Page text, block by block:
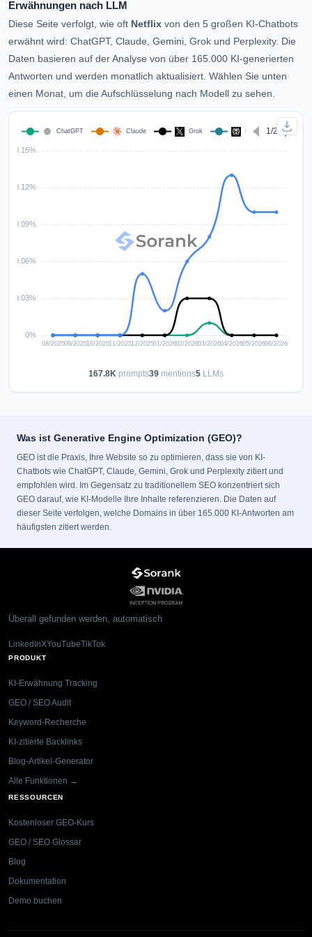
Erwähnungen nach LLM
Diese Seite verfolgt, wie oft Netflix von den 5 großen KI-Chatbots
erwähnt wird: ChatGPT, Claude, Gemini, Grok und Perplexity. Die
Daten basieren auf der Analyse von über 165.000 KI-generierten
Antworten und werden monatlich aktualisiert. Wählen Sie unten
einen Monat, um die Aufschlüsselung nach Modell zu sehen.
167.8K prompts39 mentions5 LLMs
Was ist Generative Engine Optimization (GEO)?
GEO ist die Praxis, Ihre Website so zu optimieren, dass sie von KI-
Chatbots wie ChatGPT, Claude, Gemini, Grok und Perplexity zitiert und
empfohlen wird. Im Gegensatz zu traditionellem SEO konzentriert sich
GEO darauf, wie KI-Modelle Ihre Inhalte referenzieren. Die Daten auf
dieser Seite verfolgen, welche Domains in über 165.000 KI-Antworten am
häufigsten zitiert werden.
Überall gefunden werden, automatisch
LinkedInXYouTubeTikTok
PRODUKT
KI-Erwähnung Tracking
GEO / SEO Audit
Keyword-Recherche
KI-zitierte Backlinks
Blog-Artikel-Generator
Alle Funktionen →
RESSOURCEN
Kostenloser GEO-Kurs
GEO / SEO Glossar
Blog
Dokumentation
Demo buchen